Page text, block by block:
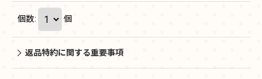
個数: 個
返品特約に関する重要事項